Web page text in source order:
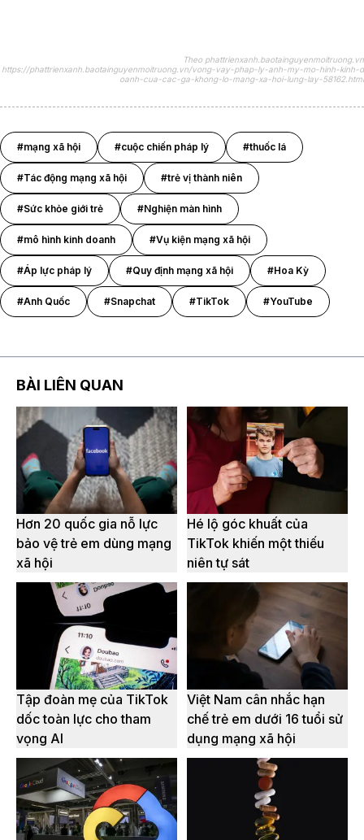
Theo phattrienxanh.baotainguyenmoitruong.vn
https://phattrienxanh.baotainguyenmoitruong.vn/vong-vay-phap-ly-anh-my-mo-hinh-kinh-d
oanh-cua-cac-ga-khong-lo-mang-xa-hoi-lung-lay-58162.html
#mạng xã hội #cuộc chiến pháp lý #thuốc lá
#Tác động mạng xã hội #trẻ vị thành niên
#Sức khỏe giới trẻ #Nghiện màn hình
#mô hình kinh doanh #Vụ kiện mạng xã hội
#Áp lực pháp lý #Quy định mạng xã hội #Hoa Kỳ
#Anh Quốc #Snapchat #TikTok #YouTube
BÀI LIÊN QUAN
Hơn 20 quốc gia nỗ lực
bảo vệ trẻ em dùng mạng
xã hội
Hé lộ góc khuất của
TikTok khiến một thiếu
niên tự sát
Tập đoàn mẹ của TikTok
dốc toàn lực cho tham
vọng AI
Việt Nam cân nhắc hạn
chế trẻ em dưới 16 tuổi sử
dụng mạng xã hội